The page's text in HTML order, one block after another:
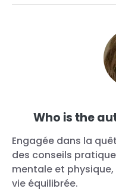
Who is the
Engagée dans la
des conseils
mentale et
vie équilibrée.